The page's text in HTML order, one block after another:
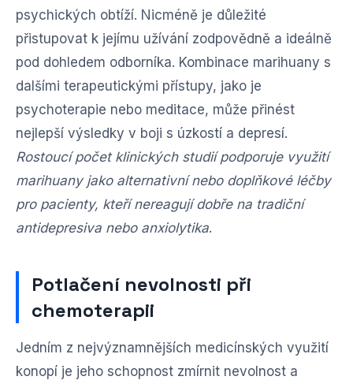
psychických obtíží. Nicméně je důležité
přistupovat k jejímu užívání zodpovědně a ideálně
pod dohledem odborníka. Kombinace marihuany s
dalšími terapeutickými přístupy, jako je
psychoterapie nebo meditace, může přinést
nejlepší výsledky v boji s úzkostí a depresí.
Rostoucí počet klinických studií podporuje využití
marihuany jako alternativní nebo doplňkové léčby
pro pacienty, kteří nereagují dobře na tradiční
antidepresiva nebo anxiolytika.
Potlačení nevolnosti při
chemoterapii
Jedním z nejvýznamnějších medicínských využití
konopí je jeho schopnost zmírnit nevolnost a